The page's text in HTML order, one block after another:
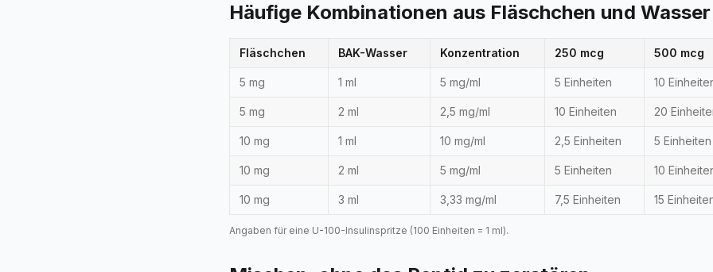
Häufige Kombinationen aus Fläschchen und Wasser
Fläschchen BAK-Wasser Konzentration 250 mcg 500 mcg
5 mg 1 ml 5 mg/ml 5 Einheiten 10
5 mg 2 ml 2,5 mg/ml 10 Einheiten 20
10 mg 1 ml 10 mg/ml 2,5 Einheiten 5 Einheiten
10 mg 2 ml 5 mg/ml 5 Einheiten 10
10 mg 3 ml 3,33 mg/ml 7,5 Einheiten 15
Angaben für eine U-100-Insulinspritze (100 Einheiten = 1 ml).